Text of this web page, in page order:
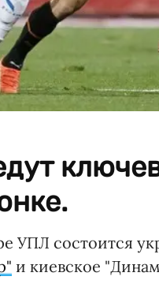
УПЛ состоится
и киевское